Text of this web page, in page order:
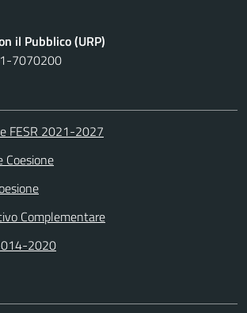
il Pubblico (URP)
7070200
FESR 2021-2027
Coesione
Complementare
2020